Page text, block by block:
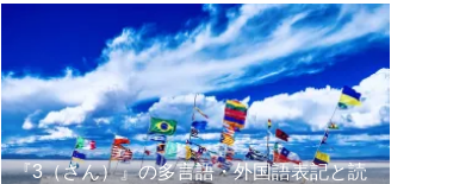
『3（さん）』の多言語・外国語表記と読